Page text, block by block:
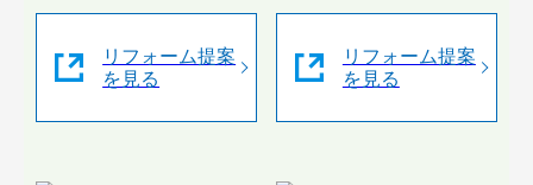
リフォーム提案
を見る
リフォーム提案
を見る